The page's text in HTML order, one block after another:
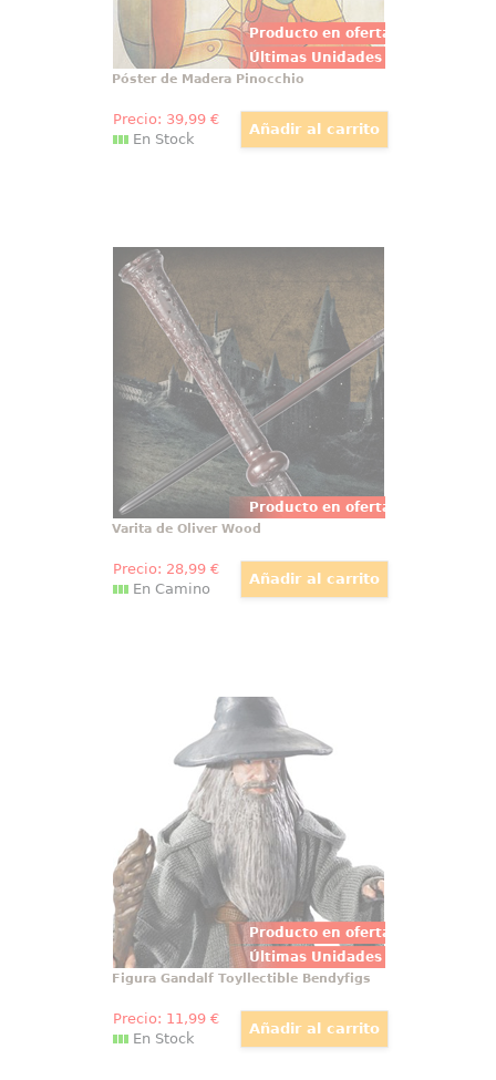
Producto en oferta
Últimas Unidades
Póster de Madera Pinocchio
Precio: 39,99€
En Stock
Producto en oferta
Espectacular réplica oficial de la
varita de Oliver Wood con motivo
de la película Harry Potter, Las
Reliquias de la Muerte (Harry
Potter and the Deathly Hollow).
Viene en caja de regalo.
Varita de Oliver Wood
Precio: 28,99€
En Camino
Producto en oferta
Últimas Unidades
Figura Gandalf Toyllectible
Figura articulada de Gandalf
basado en la saga de El Señor de
los Anillos. Puedes mover sus
brazos y piernas. Mide
aproximadamente 19 cm. El
regalo perfecto para fans de la
Tierra Media y será un verdadero
compañero para ti.
Figura Gandalf Toyllectible Bendyfigs
Precio: 11 ,99€
En Stock